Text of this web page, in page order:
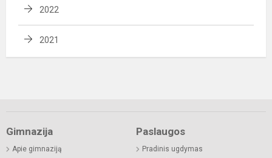
2022
2021
Gimnazija
Apie gimnaziją
Paslaugos
Pradinis ugdymas